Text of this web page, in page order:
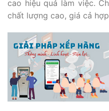
cao hiệu quả làm việc.
chất lượng cao, giá cả